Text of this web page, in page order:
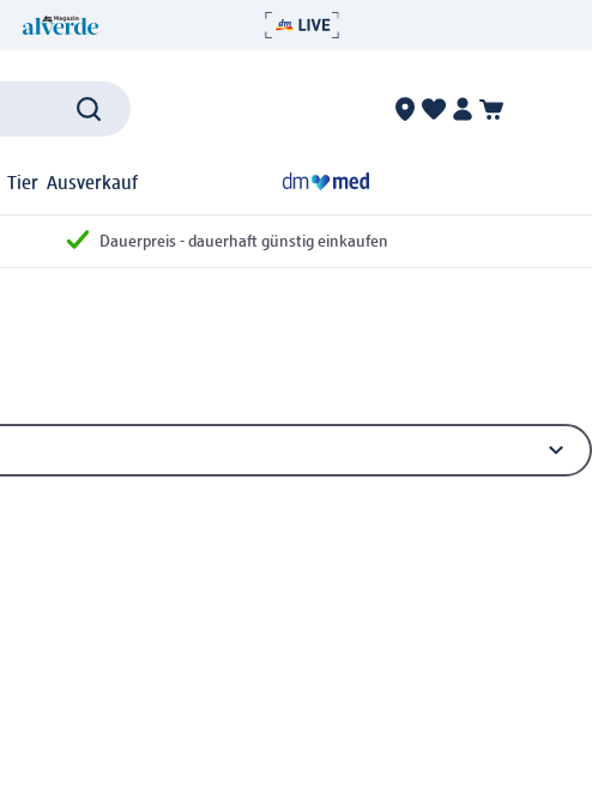
Tier Ausverkauf
Dauerpreis - dauerhaft günstig einkaufen